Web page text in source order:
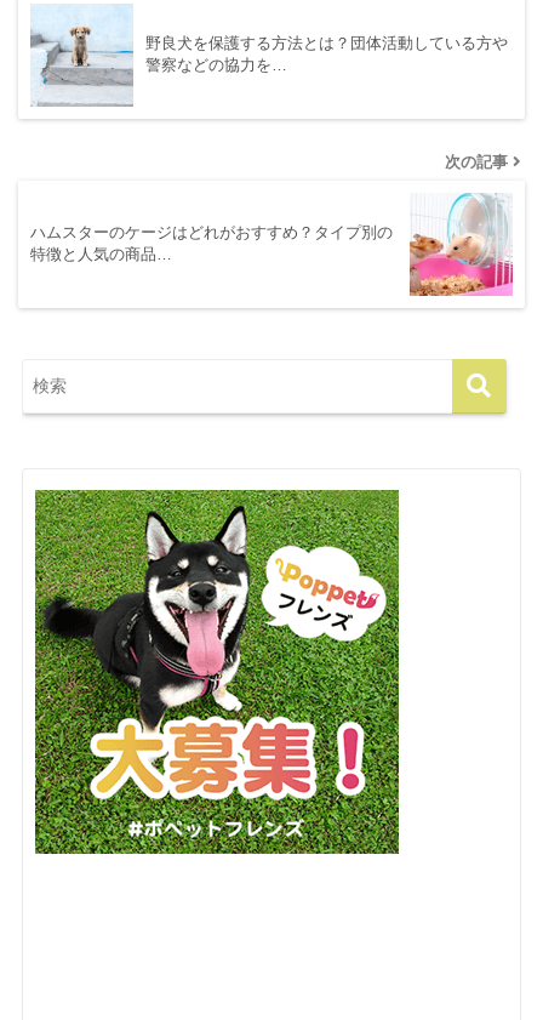
野良犬を保護する方法とは？団体活動している方や
警察などの協力を…
次の記事
ハムスターのケージはどれがおすすめ？タイプ別の
特徴と人気の商品…